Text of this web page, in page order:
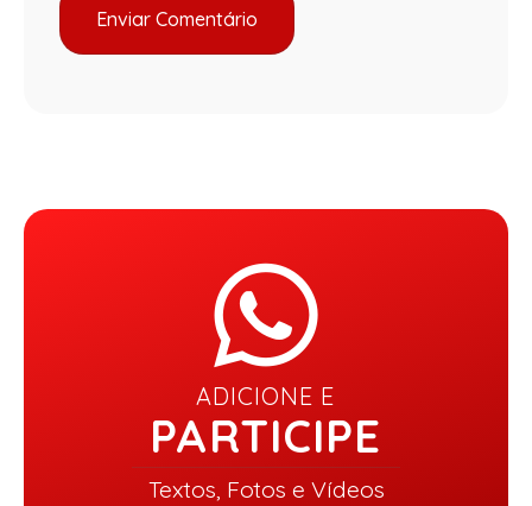
ADICIONE E
PARTICIPE
Textos, Fotos e Vídeos